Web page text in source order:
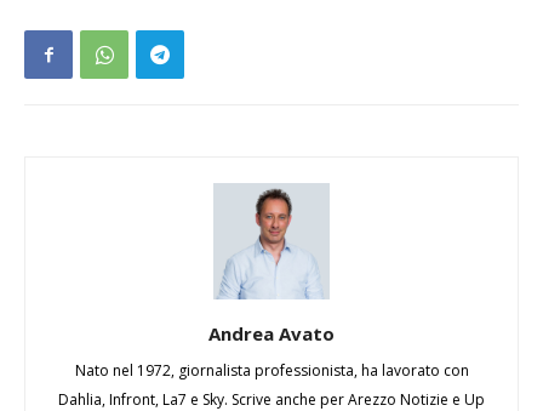
Andrea Avato
Nato nel 1972, giornalista professionista, ha lavorato con
Dahlia, Infront, La7 e Sky. Scrive anche per Arezzo Notizie e Up